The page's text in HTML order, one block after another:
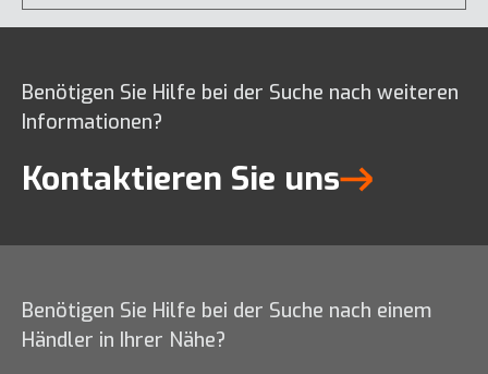
DX50Z-7
DX210-7
DL80-7
DL320-7
Benötigen Sie Hilfe bei der Suche nach weiteren
Informationen?
Kontaktieren Sie uns
Benötigen Sie Hilfe bei der Suche nach einem
Händler in Ihrer Nähe?